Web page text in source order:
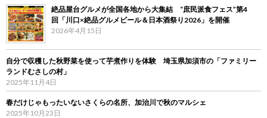
絶品屋台グルメが全国各地から大集結 “庶民派食フェス”第4
回「川口×絶品グルメビール＆日本酒祭り2026」を開催
2026年4月15日
自分で収穫した秋野菜を使って芋煮作りを体験 埼玉県加須市の「ファミリー
ランドむさしの村」
2025年11月4日
春だけじゃもったいないさくらの名所、加治川で秋のマルシェ
2025年10月23日